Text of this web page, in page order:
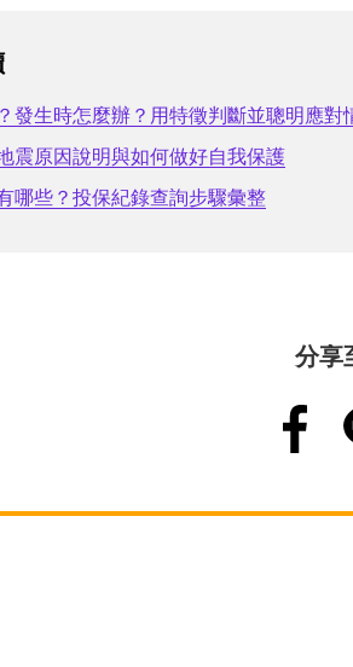
發生時怎麼辦？用特徵判斷並聰明應對
震原因說明與如何做好自我保護
哪些？投保紀錄查詢步驟彙整
分享